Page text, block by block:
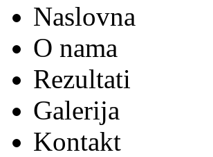
Naslovna
O nama
Rezultati
Galerija
Kontakt